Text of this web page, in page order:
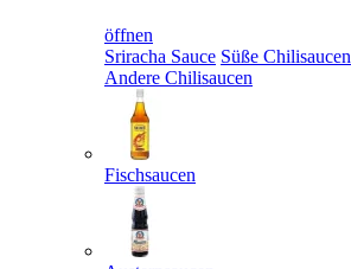
öffnen
Sriracha Sauce Süße Chilisaucen
Andere Chilisaucen
Fischsaucen